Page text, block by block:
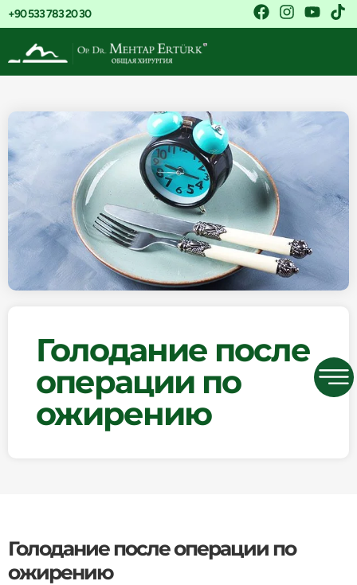
+90 533 783 20 30
Голодание после
операции по
ожирению
Голодание после операции по
ожирению